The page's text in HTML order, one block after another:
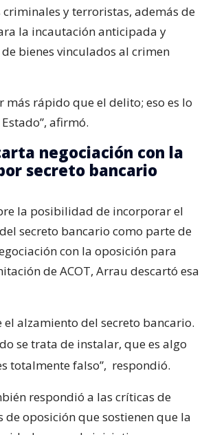
y terroristas, además de
la incautación anticipada y
bienes vinculados al crimen
más rápido que el delito; eso es lo
afirmó.
negociación con la
secreto bancario
la posibilidad de incorporar el
secreto bancario como parte de
con la oposición para
de ACOT, Arrau descartó esa
el alzamiento del secreto bancario.
se trata de instalar, que es algo
totalmente falso”, respondió.
respondió a las críticas de
oposición que sostienen que la